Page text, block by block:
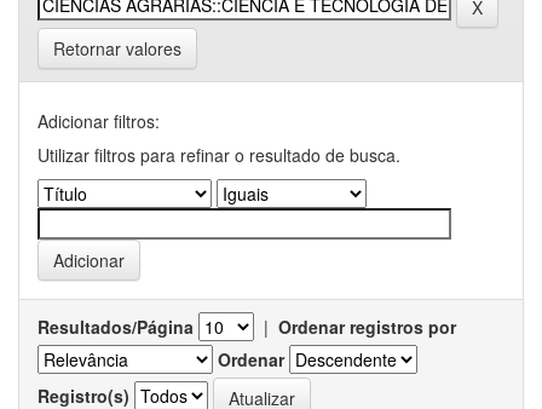
Retornar valores
Adicionar filtros:
Utilizar filtros para refinar o resultado de busca.
Resultados/Página | Ordenar registros por
Ordenar
Registro(s)